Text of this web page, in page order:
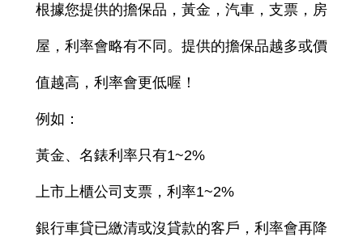
根據您提供的擔保品，黃金，汽車，支票，房
屋，利率會略有不同。提供的擔保品越多或價
值越高，利率會更低喔！
例如：
黃金、名錶利率只有1~2%
上市上櫃公司支票，利率1~2%
銀行車貸已繳清或沒貸款的客戶，利率會再降